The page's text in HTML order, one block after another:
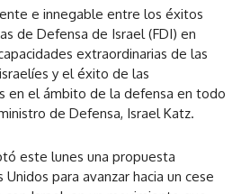
e innegable entre los éxitos
de Defensa de Israel (FDI) en
extraordinarias de las
y el éxito de las
en el ámbito de la defensa en todo
de Defensa, Israel Katz.
este lunes una propuesta
para avanzar hacia un cese